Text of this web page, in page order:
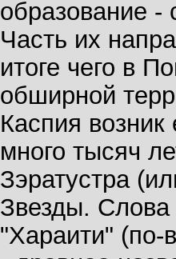
образование -
Часть их
итоге чего в
обширной
Каспия
много тысяч
Зэратустра
Звезды.
"Хараити" (по-